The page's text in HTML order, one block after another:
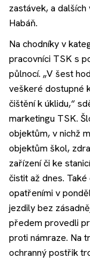
zastávek, a
Habáň.
Na chodníky v
pracovníci TSK s
půlnocí. „V šest
veškeré dostupné
čištění k úklidu,“
marketingu TSK.
objektům, v nichž
objektům škol,
zařízení či ke
čistit až dnes.
opatřeními v
jezdily bez
předem provedli
proti námraze. Na
ochranný postřik